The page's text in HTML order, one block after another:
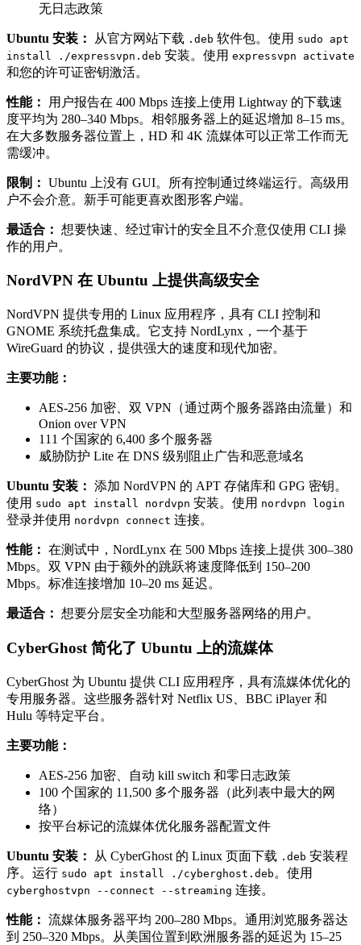
无日志政策
Ubuntu 安装： 从官方网站下载 .deb 软件包。使用 sudo apt
install ./expressvpn.deb 安装。使用 expressvpn activate
和您的许可证密钥激活。
性能：
用户报告在 400 Mbps 连接上使用 Lightway 的下载速
度平均为 280–340 Mbps。相邻服务器上的延迟增加 8–15 ms。
在大多数服务器位置上，HD 和 4K 流媒体可以正常工作而无
需缓冲。
限制： Ubuntu 上没有 GUI。所有控制通过终端运行。高级用
户不会介意。新手可能更喜欢图形客户端。
最适合： 想要快速、经过审计的安全且不介意仅使用 CLI 操
作的用户。
NordVPN 在 Ubuntu 上提供高级安全
NordVPN 提供专用的 Linux 应用程序，具有 CLI 控制和
GNOME 系统托盘集成。它支持 NordLynx，一个基于
WireGuard 的协议，提供强大的速度和现代加密。
主要功能：
AES-256 加密、双 VPN（通过两个服务器路由流量）和
Onion over VPN
111 个国家的 6,400 多个服务器
威胁防护 Lite 在 DNS 级别阻止广告和恶意域名
Ubuntu 安装： 添加 NordVPN 的 APT 存储库和 GPG 密钥。
使用 sudo apt install nordvpn 安装。使用 nordvpn login
登录并使用 nordvpn connect 连接。
性能： 在测试中，NordLynx 在 500 Mbps 连接上提供 300–380
Mbps。双 VPN 由于额外的跳跃将速度降低到 150–200
Mbps。标准连接增加 10–20 ms 延迟。
最适合： 想要分层安全功能和大型服务器网络的用户。
CyberGhost 简化了 Ubuntu 上的流媒体
CyberGhost 为 Ubuntu 提供 CLI 应用程序，具有流媒体优化的
专用服务器。这些服务器针对 Netflix US、BBC iPlayer 和
Hulu 等特定平台。
主要功能：
AES-256 加密、自动 kill switch 和零日志政策
100 个国家的 11,500 多个服务器（此列表中最大的网
络）
按平台标记的流媒体优化服务器配置文件
Ubuntu 安装： 从 CyberGhost 的 Linux 页面下载 .deb 安装程
序。运行 sudo apt install ./cyberghost.deb 。使用
cyberghostvpn --connect --streaming 连接。
性能： 流媒体服务器平均 200–280 Mbps。通用浏览服务器达
到 250–320 Mbps。从美国位置到欧洲服务器的延迟为 15–25